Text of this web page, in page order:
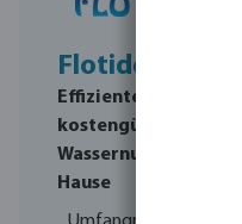
Flotide
Effiziente und
kostengünstige
Wassernutzung zu
Hause